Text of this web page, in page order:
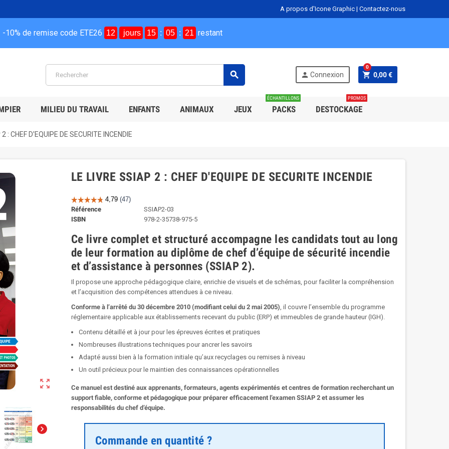
A propos d'Icone Graphic | Contactez-nous
-10% de remise code ETE26 12 jours 15 : 05 : 20 restant
search person Connexion shopping_cart 0,00 €
0
MILIEU DU TRAVAIL ENFANTS ANIMAUX JEUX PACKS
ÉCHANTILLONS
DESTOCKAGE
PROMOS
2 : CHEF D'EQUIPE DE SECURITE INCENDIE
zoom_out_map
chevron_right
LE LIVRE SSIAP 2 : CHEF D'EQUIPE DE SECURITE INCENDIE
Référence
SSIAP2-03
ISBN
978-2-35738-975-5
Ce livre complet et structuré accompagne les candidats tout au long
de leur formation au diplôme de chef d’équipe de sécurité incendie
et d’assistance à personnes (SSIAP 2).
Il propose une approche pédagogique claire, enrichie de visuels et de schémas, pour faciliter la compréhension
et l’acquisition des compétences attendues à ce niveau.
Conforme à l’arrêté du 30 décembre 2010 (modifiant celui du 2 mai 2005), il couvre l’ensemble du programme
réglementaire applicable aux établissements recevant du public (ERP) et immeubles de grande hauteur (IGH).
Contenu détaillé et à jour pour les épreuves écrites et pratiques
Nombreuses illustrations techniques pour ancrer les savoirs
Adapté aussi bien à la formation initiale qu’aux recyclages ou remises à niveau
Un outil précieux pour le maintien des connaissances opérationnelles
Ce manuel est destiné aux apprenants, formateurs, agents expérimentés et centres de formation recherchant un
support fiable, conforme et pédagogique pour préparer efficacement l’examen SSIAP 2 et assumer les
responsabilités du chef d’équipe.
Commande en quantité ?